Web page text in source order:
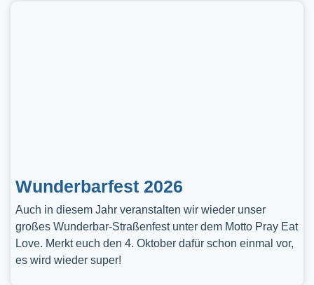
Wunderbarfest 2026
Auch in diesem Jahr veranstalten wir wieder unser
großes Wunderbar-Straßenfest unter dem Motto Pray Eat
Love. Merkt euch den 4. Oktober dafür schon einmal vor,
es wird wieder super!